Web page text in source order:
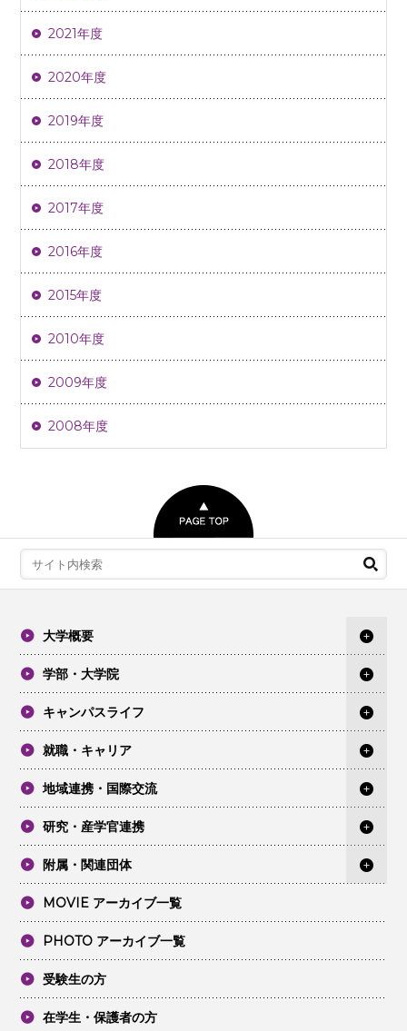
2021年度
2020年度
2019年度
2018年度
2017年度
2016年度
2015年度
2010年度
2009年度
2008年度
大学概要
学部・大学院
キャンパスライフ
就職・キャリア
地域連携・国際交流
研究・産学官連携
附属・関連団体
MOVIE アーカイブ一覧
PHOTO アーカイブ一覧
受験生の方
在学生・保護者の方